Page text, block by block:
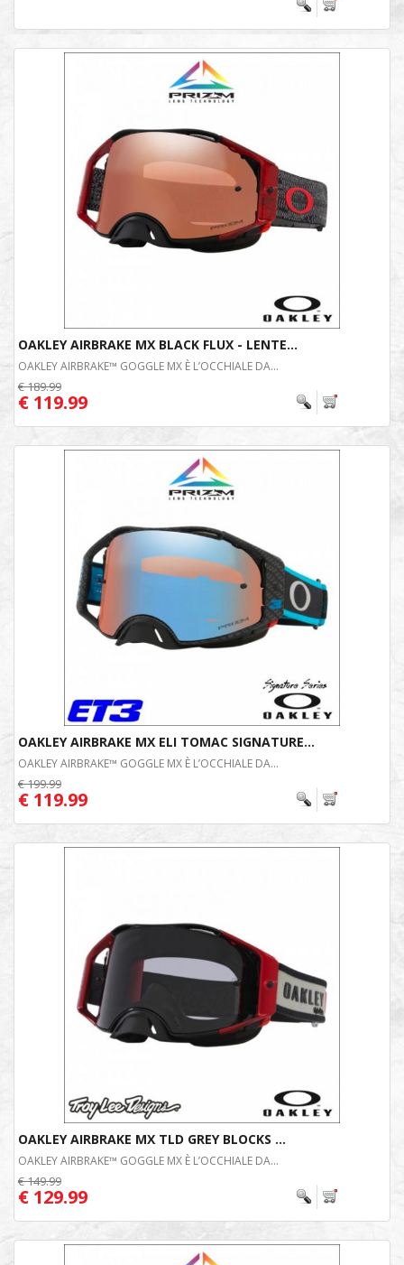
OAKLEY AIRBRAKE MX BLACK FLUX - LENTE...
OAKLEY AIRBRAKE™ GOGGLE MX È L’OCCHIALE DA...
€ 189.99
€ 119.99
OAKLEY AIRBRAKE MX ELI TOMAC SIGNATURE...
OAKLEY AIRBRAKE™ GOGGLE MX È L’OCCHIALE DA...
€ 199.99
€ 119.99
OAKLEY AIRBRAKE MX TLD GREY BLOCKS ...
OAKLEY AIRBRAKE™ GOGGLE MX È L’OCCHIALE DA...
€ 149.99
€ 129.99